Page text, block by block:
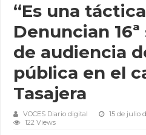
“Es una
Denuncian
de audiencia
pública en el
Tasajera
VOCES Diario digital 15 de julio
122 Views